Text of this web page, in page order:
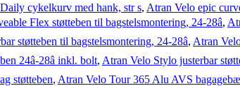
cykelkurv med hank, str s, Atran Velo epic
Flex støtteben til bagstelsmontering, 24-28â,
støtteben til bagstelsmontering, 24-28â, Atran
24â-28â inkl. bolt, Atran Velo Stylo justerbar
støtteben, Atran Velo Tour 365 Alu AVS